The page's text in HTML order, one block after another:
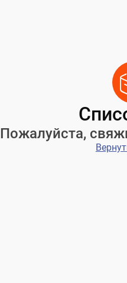
Пожалуйста,